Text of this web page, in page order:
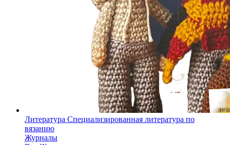
Литература Специализированная литература по
вязанию
Журналы